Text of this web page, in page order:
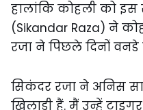
हालांकि कोहली को इस
(Sikandar Raza) ने
रजा ने पिछले दिनों
सिकंदर रजा ने अनिस
खिलाड़ी हैं. मैं उन्हें